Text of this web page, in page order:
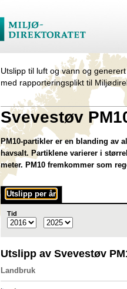
Utslipp til luft og vann og
med rapporteringsplikt til
Svevestøv
PM10-partikler er en blanding av
havsalt. Partiklene varierer i
meter. PM10 fremkommer som
Utslipp per år
Tid
Utslipp av Svevestøv
Landbruk